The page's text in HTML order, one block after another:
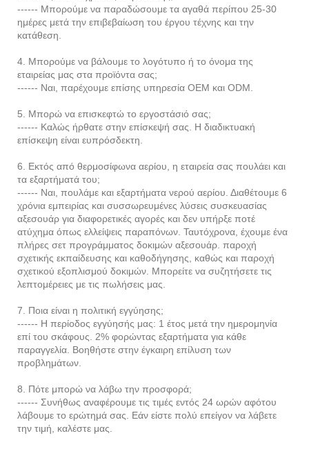
------ Μπορούμε να παραδώσουμε τα αγαθά περίπου 25-30
ημέρες μετά την επιβεβαίωση του έργου τέχνης και την
κατάθεση.
4. Μπορούμε να βάλουμε το λογότυπο ή το όνομα της
εταιρείας μας στα προϊόντα σας;
------ Ναι, παρέχουμε επίσης υπηρεσία OEM και ODM.
5. Μπορώ να επισκεφτώ το εργοστάσιό σας;
------ Καλώς ήρθατε στην επίσκεψή σας. Η διαδικτυακή
επίσκεψη είναι ευπρόσδεκτη.
6. Εκτός από θερμοσίφωνα αερίου, η εταιρεία σας πουλάει και
τα εξαρτήματά του;
------ Ναι, πουλάμε και εξαρτήματα νερού αερίου. Διαθέτουμε 6
χρόνια εμπειρίας και συσσωρευμένες λύσεις συσκευασίας
αξεσουάρ για διαφορετικές αγορές και δεν υπήρξε ποτέ
ατύχημα όπως ελλείψεις παραπόνων. Ταυτόχρονα, έχουμε ένα
πλήρες σετ προγράμματος δοκιμών αξεσουάρ. παροχή
σχετικής εκπαίδευσης και καθοδήγησης, καθώς και παροχή
σχετικού εξοπλισμού δοκιμών. Μπορείτε να συζητήσετε τις
λεπτομέρειες με τις πωλήσεις μας.
7. Ποια είναι η πολιτική εγγύησης;
------ Η περίοδος εγγύησής μας: 1 έτος μετά την ημερομηνία
επί του σκάφους. 2% φορώντας εξαρτήματα για κάθε
παραγγελία. Βοηθήστε στην έγκαιρη επίλυση των
προβλημάτων.
8. Πότε μπορώ να λάβω την προσφορά;
------ Συνήθως αναφέρουμε τις τιμές εντός 24 ωρών αφότου
λάβουμε το ερώτημά σας. Εάν είστε πολύ επείγον να λάβετε
την τιμή, καλέστε μας.